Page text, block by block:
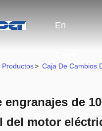
En
Productos> Caja De Cambios
engranajes de
del motor